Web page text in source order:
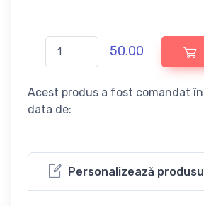
50.00
Acest produs a fost comandat în
data de:
Personalizează produsul